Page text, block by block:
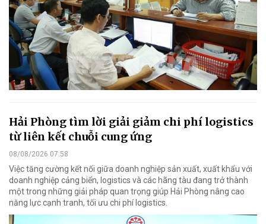
Hải Phòng tìm lời giải giảm chi phí logistics
từ liên kết chuỗi cung ứng
08/08/2026 07:58
Việc tăng cường kết nối giữa doanh nghiệp sản xuất, xuất khẩu với
doanh nghiệp cảng biển, logistics và các hãng tàu đang trở thành
một trong những giải pháp quan trọng giúp Hải Phòng nâng cao
năng lực cạnh tranh, tối ưu chi phí logistics.